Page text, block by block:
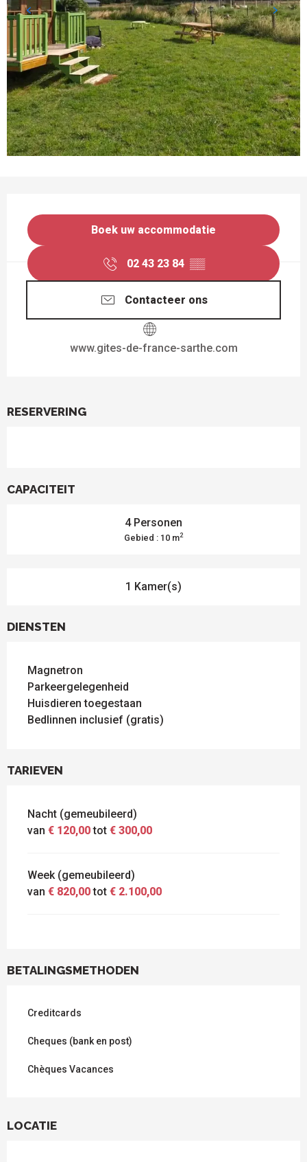
Boek uw accommodatie
02 43 23 84 ▒▒
Contacteer ons
www.gites-de-france-sarthe.com
RESERVERING
CAPACITEIT
4 Personen
Gebied : 10 m2
1 Kamer(s)
DIENSTEN
Magnetron
Parkeergelegenheid
Huisdieren toegestaan
Bedlinnen inclusief (gratis)
TARIEVEN
Nacht (gemeubileerd)
van € 120,00tot € 300,00
Week (gemeubileerd)
van € 820,00tot € 2.100,00
BETALINGSMETHODEN
Creditcards
Cheques (bank en post)
Chèques Vacances
LOCATIE